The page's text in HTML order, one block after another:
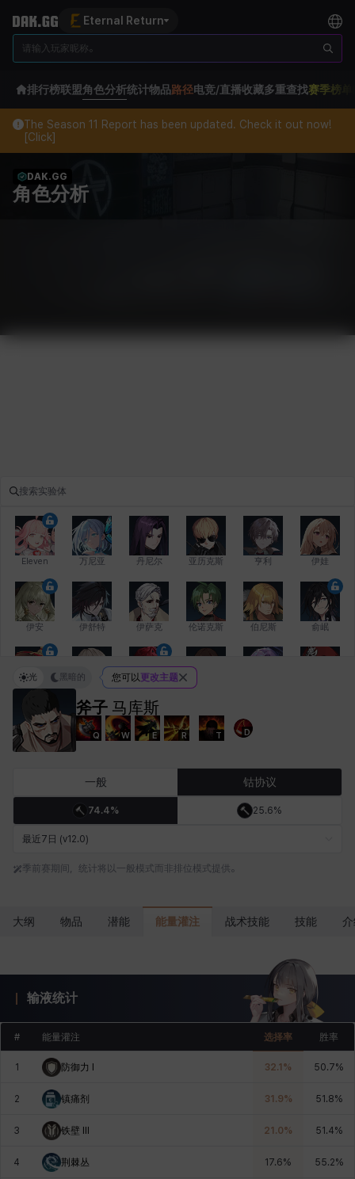
Eternal Return
排行榜联盟角色分析统计物品路径电竞/直播收藏多重查找赛季榜单
The Season 11 Report has been updated. Check it out now!
[Click]
DAK.GG
角色分析
Eleven 万尼亚 丹尼尔 亚历克斯 亨利 伊娃
伊安 伊舒特 伊萨克 伦诺克斯 伯尼斯 俞岷
修凯 克雷弗
埃琳娜 埃索 塔齐娅
洛兹 海因茨
斧子 马库斯
Q W E R T D
光 黑暗的 您可以更改主题
一般 钴协议
74.4% 25.6%
最近7日 (v12.0)
季前赛期间，统计将以一般模式而非排位模式提供。
大纲 物品 潜能 能量灌注 战术技能 技能
输液统计
# 能量灌注 选择率 胜率
1 防御力 I 32.1 % 50.7%
2 镇痛剂 31.9% 51.8%
3 铁壁 Ill 21.0% 51.4%
4 荆棘丛 17.6% 55.2%